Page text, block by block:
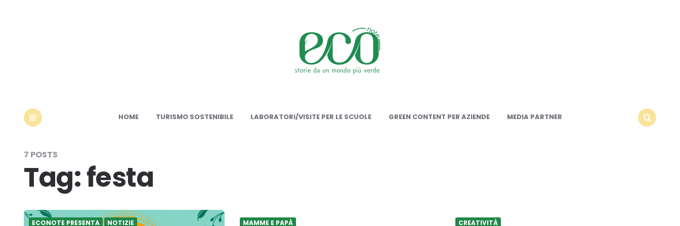
HOME TURISMO SOSTENIBILE LABORATORI/VISITE PER LE SCUOLE GREEN CONTENT PER AZIENDE
MEDIA PARTNER
7 POSTS
Tag:festa
ECONOTE PRESENTA NOTIZIE MAMME E PAPÀ CREATIVITÀ